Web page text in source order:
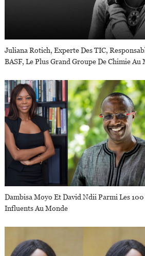
Juliana Rotich, Experte Des TIC,
BASF, Le Plus Grand Groupe De Chimie Au
Dambisa Moyo Et David Ndii Parmi Les
Influents Au Monde